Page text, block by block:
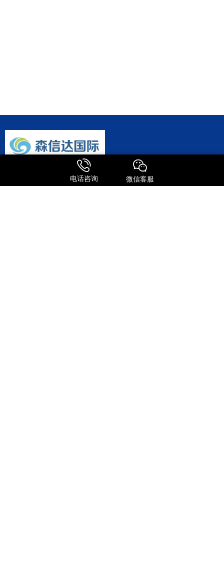
森信达主营业务涵盖国际快递、快件报关、邮寄包裹、转运公司及国
际物流等全链条服务。作为FEDEX、UPS、DHL、TNT等国际快递巨
电话咨询 微信客服